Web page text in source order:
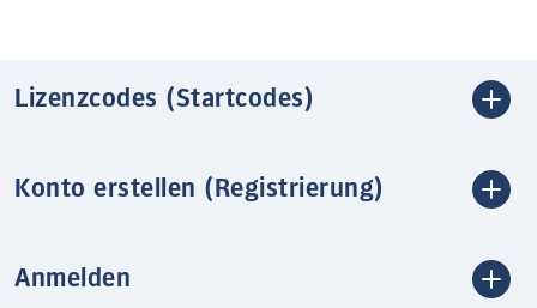
Lizenzcodes (Startcodes)
Konto erstellen (Registrierung)
Anmelden